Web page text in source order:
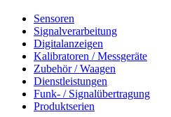
Sensoren
Signalverarbeitung
Digitalanzeigen
Kalibratoren / Messgeräte
Zubehör / Waagen
Dienstleistungen
Funk- / Signalübertragung
Produktserien